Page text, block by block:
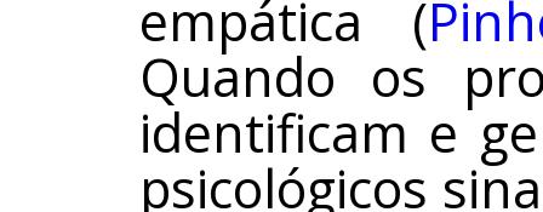
empática (
Quando os
identificam e
psicológicos